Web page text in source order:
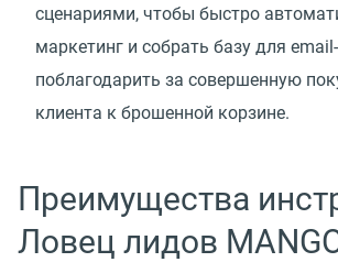
сценариями, чтобы быстро
маркетинг и собрать базу для
поблагодарить за совершенную
клиента к брошенной корзине.
Преимущества
Ловец лидов